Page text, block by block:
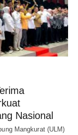
Nasional
Mangkurat (ULM)